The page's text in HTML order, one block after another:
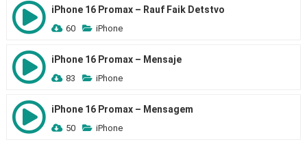
iPhone 16 Promax – Rauf Faik Detstvo
60 iPhone
iPhone 16 Promax – Mensaje
83 iPhone
iPhone 16 Promax – Mensagem
50 iPhone